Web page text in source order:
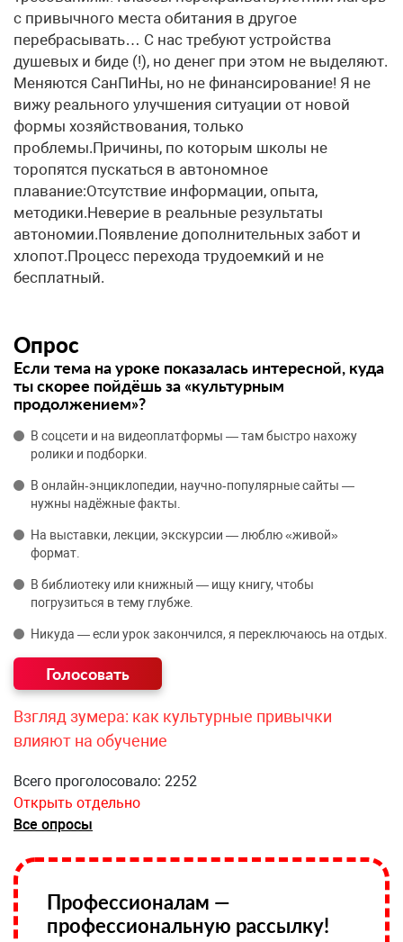
с привычного места обитания в другое
перебрасывать… С нас требуют устройства
душевых и биде (!), но денег при этом не выделяют.
Меняются СанПиНы, но не финансирование! Я не
вижу реального улучшения ситуации от новой
формы хозяйствования, только
проблемы.Причины, по которым школы не
торопятся пускаться в автономное
плавание:Отсутствие информации, опыта,
методики.Неверие в реальные результаты
автономии.Появление дополнительных забот и
хлопот.Процесс перехода трудоемкий и не
бесплатный.
Опрос
Если тема на уроке показалась интересной, куда
ты скорее пойдёшь за «культурным
продолжением»?
В соцсети и на видеоплатформы — там быстро нахожу
ролики и подборки.
В онлайн‑энциклопедии, научно‑популярные сайты —
нужны надёжные факты.
На выставки, лекции, экскурсии — люблю «живой»
формат.
В библиотеку или книжный — ищу книгу, чтобы
погрузиться в тему глубже.
Никуда — если урок закончился, я переключаюсь на отдых.
Взгляд зумера: как культурные привычки
влияют на обучение
Всего проголосовало: 2252
Открыть отдельно
Все опросы
Профессионалам —
профессиональную рассылку!